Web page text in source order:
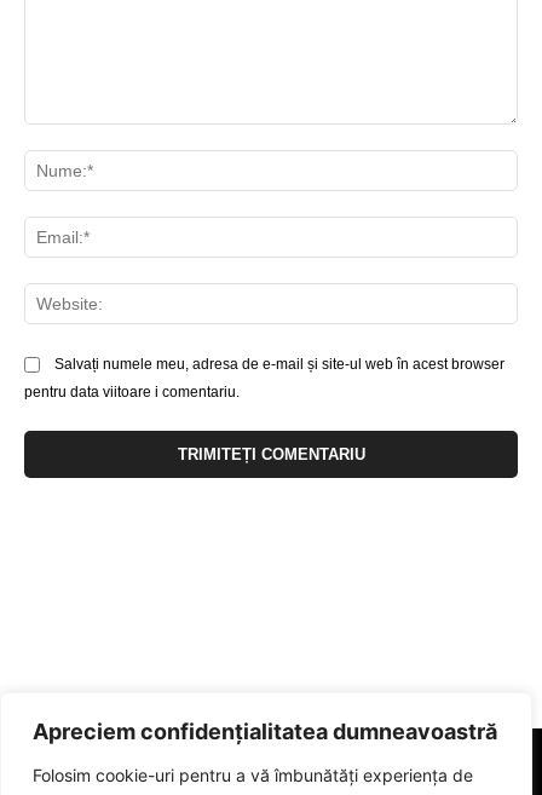
Apreciem confidențialitatea dumneavoastră
Folosim cookie-uri pentru a vă îmbunătăți experiența de
Salvați numele meu, adresa de e-mail și site-ul web în acest browser
pentru data viitoare i comentariu.